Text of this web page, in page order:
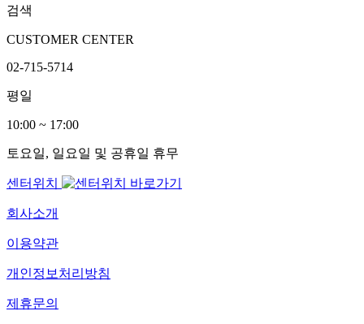
검색
CUSTOMER CENTER
02-715-5714
평일
10:00 ~ 17:00
토요일, 일요일 및 공휴일 휴무
센터위치
회사소개
이용약관
개인정보처리방침
제휴문의